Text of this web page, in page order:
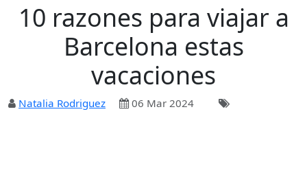
10 razones para viajar a
Barcelona estas
vacaciones
Natalia Rodriguez 06 Mar 2024